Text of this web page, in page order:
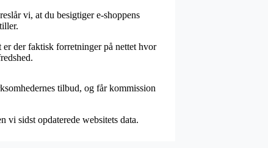
vi, at du besigtiger e-shoppens
der faktisk forretninger på nettet hvor
tilbud, og får kommission
sidst opdaterede websitets data.